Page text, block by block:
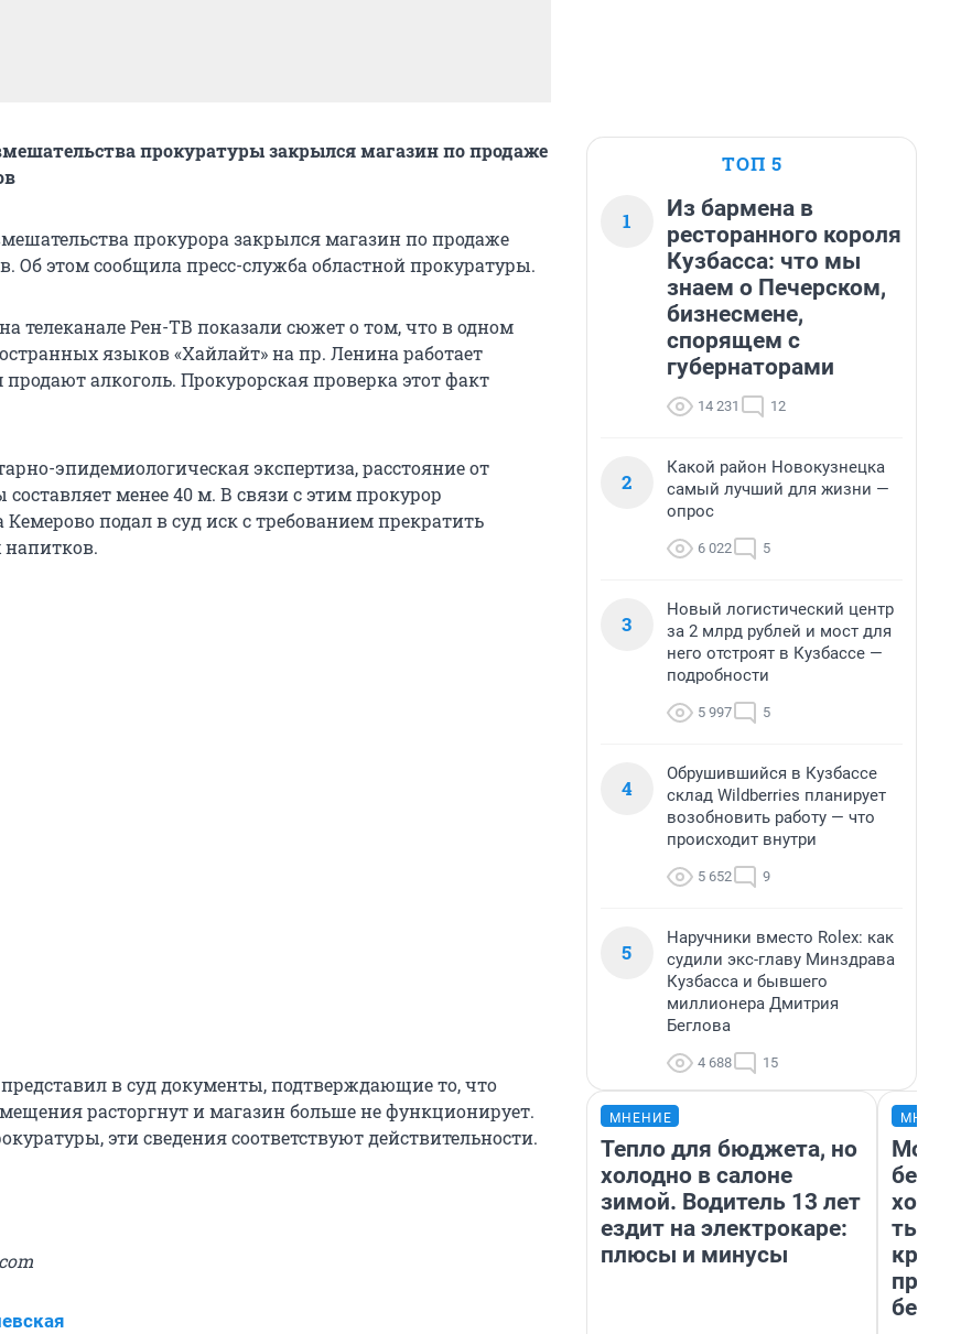
прокуратуры закрылся магазин по продаже
прокурора закрылся магазин по продаже
Об этом сообщила пресс-служба областной прокуратуры.
на телеканале Рен-ТВ показали сюжет о том, что в одном
языков «Хайлайт» на пр. Ленина работает
алкоголь. Прокурорская проверка этот факт
эпидемиологическая экспертиза, расстояние от
менее 40 м. В связи с этим прокурор
подал в суд иск с требованием прекратить
в суд документы, подтверждающие то, что
расторгнут и магазин больше не функционирует.
эти сведения соответствуют действительности.
ТОП 5
1
Из бармена в
ресторанного короля
Кузбасса: что мы
знаем о Печерском,
бизнесмене,
спорящем с
губернаторами
14 231 12
2
Какой район Новокузнецка
самый лучший для жизни —
опрос
6 022 5
3
Новый логистический центр
за 2 млрд рублей и мост для
него отстроят в Кузбассе —
подробности
5 997 5
4
Обрушившийся в Кузбассе
склад Wildberries планирует
возобновить работу — что
происходит внутри
5 652 9
5
Наручники вместо Rolex: как
судили экс-главу Минздрава
Кузбасса и бывшего
миллионера Дмитрия
Беглова
4 688 15
МНЕНИЕ
Тепло для бюджета, но
холодно в салоне
зимой. Водитель 13 лет
ездит на электрокаре:
плюсы и минусы
Мой